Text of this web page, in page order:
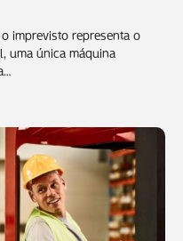
imprevisto representa o
uma única máquina